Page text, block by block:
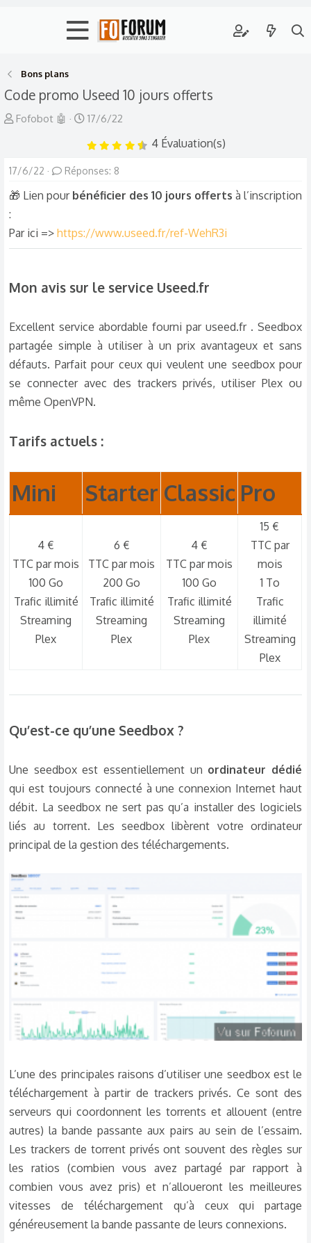
Bons plans
Code promo Useed 10 jours offerts
A
e
u
e
d
s
c
u
s
n
Fofobot 🤖
D
t
e
é
17/6/22
4
o
s
4 Évaluation(s)
17/6/22 Réponses: 8
🎁 Lien pour bénéficier des 10 jours offerts à l’inscription
:
Par ici => https://www.useed.fr/ref-WehR3i
Mon avis sur le service Useed.fr​
Excellent service abordable fourni par useed.fr . Seedbox
partagée simple à utiliser à un prix avantageux et sans
défauts. Parfait pour ceux qui veulent une seedbox pour
se connecter avec des trackers privés, utiliser Plex ou
même OpenVPN.
Tarifs actuels :​
Mini​ Starter​ Classic​ Pro​
4 €
TTC par mois
100 Go
Trafic illimité
Streaming
Plex​
6 €
TTC par mois
200 Go
Trafic illimité
Streaming
Plex​
4 €
TTC par mois
100 Go
Trafic illimité
Streaming
Plex​
15 €
TTC par
mois
1 To
Trafic
illimité
Streaming
Plex​
Qu’est-ce qu’une Seedbox ?​
Une seedbox est essentiellement un ordinateur dédié
qui est toujours connecté à une connexion Internet haut
débit. La seedbox ne sert pas qu’a installer des logiciels
liés au torrent. Les seedbox libèrent votre ordinateur
principal de la gestion des téléchargements.
L’une des principales raisons d’utiliser une seedbox est le
téléchargement à partir de trackers privés. Ce sont des
serveurs qui coordonnent les torrents et allouent (entre
autres) la bande passante aux pairs au sein de l’essaim.
Les trackers de torrent privés ont souvent des règles sur
les ratios (combien vous avez partagé par rapport à
combien vous avez pris) et n’alloueront les meilleures
vitesses de téléchargement qu’à ceux qui partage
généreusement la bande passante de leurs connexions.